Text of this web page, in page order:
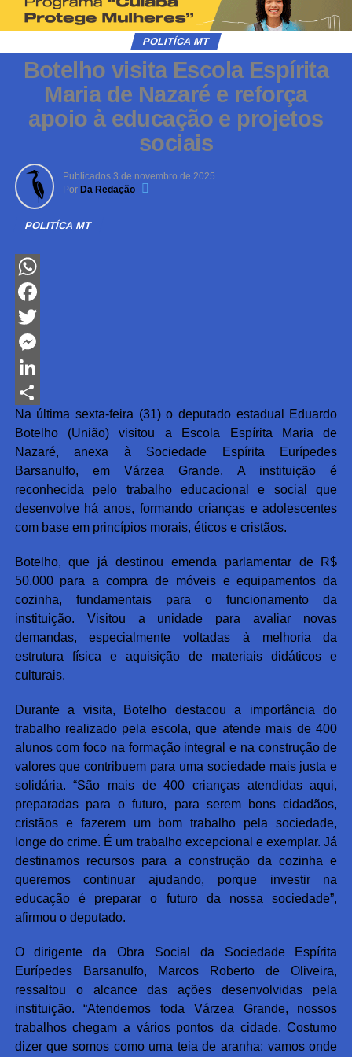
POLITÍCA MT
Botelho visita Escola Espírita
Maria de Nazaré e reforça
apoio à educação e projetos
sociais
Publicados 3 de novembro de 2025
Por Da Redação
POLITÍCA MT
WhatsApp
Facebook
Twitter
Messenger
LinkedIn
Share
Na última sexta-feira (31) o deputado estadual Eduardo
Botelho (União) visitou a Escola Espírita Maria de
Nazaré, anexa à Sociedade Espírita Eurípedes
Barsanulfo, em Várzea Grande. A instituição é
reconhecida pelo trabalho educacional e social que
desenvolve há anos, formando crianças e adolescentes
com base em princípios morais, éticos e cristãos.
Botelho, que já destinou emenda parlamentar de R$
50.000 para a compra de móveis e equipamentos da
cozinha, fundamentais para o funcionamento da
instituição. Visitou a unidade para avaliar novas
demandas, especialmente voltadas à melhoria da
estrutura física e aquisição de materiais didáticos e
culturais.
Durante a visita, Botelho destacou a importância do
trabalho realizado pela escola, que atende mais de 400
alunos com foco na formação integral e na construção de
valores que contribuem para uma sociedade mais justa e
solidária. “São mais de 400 crianças atendidas aqui,
preparadas para o futuro, para serem bons cidadãos,
cristãos e fazerem um bom trabalho pela sociedade,
longe do crime. É um trabalho excepcional e exemplar. Já
destinamos recursos para a construção da cozinha e
queremos continuar ajudando, porque investir na
educação é preparar o futuro da nossa sociedade”,
afirmou o deputado.
O dirigente da Obra Social da Sociedade Espírita
Eurípedes Barsanulfo, Marcos Roberto de Oliveira,
ressaltou o alcance das ações desenvolvidas pela
instituição. “Atendemos toda Várzea Grande, nossos
trabalhos chegam a vários pontos da cidade. Costumo
dizer que somos como uma teia de aranha: vamos onde